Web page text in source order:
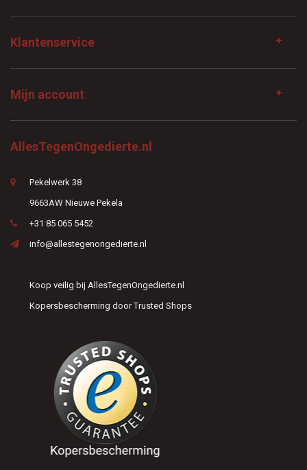
Klantenservice
Mijn account
AllesTegenOngedierte.nl
Pekelwerk 38
9663AW Nieuwe Pekela
+31 85 065 5452
info@allestegenongedierte.nl
Koop veilig bij AllesTegenOngedierte.nl
Kopersbescherming door Trusted Shops